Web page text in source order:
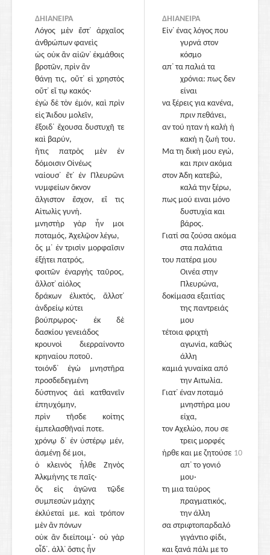
ΔΗΙΑΝΕΙΡΑ
Λόγος μὲν ἔστ᾽ ἀρχαῖος
ἀνθρώπων φανεὶς
ὡς οὐκ ἂν αἰῶν᾽ ἐκμάθοις
βροτῶν, πρὶν ἂν
θάνῃ τις, οὔτ᾽ εἰ χρηστὸς
οὔτ᾽ εἴ τῳ κακός·
ἐγὼ δὲ τὸν ἐμόν, καὶ πρὶν
εἰς Ἅιδου μολεῖν,
ἔξοιδ᾽ ἔχουσα δυστυχῆ τε
καὶ βαρύν,
ἥτις πατρὸς μὲν ἐν
δόμοισιν Οἰνέως
ναίουσ᾽ ἔτ᾽ ἐν Πλευρῶνι
νυμφείων ὄκνον
ἄλγιστον ἔσχον, εἴ τις
Αἰτωλὶς γυνή.
μνηστὴρ γὰρ ἦν μοι
ποταμός, Ἀχελῷον λέγω,
ὅς μ᾽ ἐν τρισὶν μορφαῖσιν
ἐξῄτει πατρός,
φοιτῶν ἐναργὴς ταῦρος,
ἄλλοτ᾽ αἰόλος
δράκων ἑλικτός, ἄλλοτ᾽
ἀνδρείῳ κύτει
βούπρῳρος· ἐκ δὲ
δασκίου γενειάδος
κρουνοὶ διερραίνοντο
κρηναίου ποτοῦ.
τοιόνδ᾽ ἐγὼ μνηστῆρα
προσδεδεγμένη
δύστηνος ἀεὶ κατθανεῖν
ἐπηυχόμην,
πρὶν τῆσδε κοίτης
ἐμπελασθῆναί ποτε.
χρόνῳ δ᾽ ἐν ὑστέρῳ μέν,
ἀσμένῃ δέ μοι,
ὁ κλεινὸς ἦλθε Ζηνὸς
Ἀλκμήνης τε παῖς·
ὃς εἰς ἀγῶνα τῷδε
συμπεσὼν μάχης
ἐκλύεταί με. καὶ τρόπον
μὲν ἂν πόνων
οὐκ ἂν διείποιμ᾽· οὐ γὰρ
οἶδ᾽. ἀλλ᾽ ὅστις ἦν
ΔΗΙΑΝΕΙΡΑ
Είν᾽ ένας λόγος που
γυρνά στον
κόσμο
απ᾽ τα παλιά τα
χρόνια: πως δεν
είναι
να ξέρεις για κανένα,
πριν πεθάνει,
αν τού ηταν ή καλή ή
κακή η ζωή του.
Μα τη δική μου εγώ,
και πριν ακόμα
στον Άδη κατεβώ,
καλά την ξέρω,
πως μού ειναι μόνο
δυστυχία και
βάρος.
Γιατί σα ζούσα ακόμα
στα παλάτια
του πατέρα μου
Οινέα στην
Πλευρώνα,
δοκίμασα εξαιτίας
της παντρειάς
μου
τέτοια φριχτή
αγωνία, καθώς
άλλη
καμιά γυναίκα από
την Αιτωλία.
Γιατ᾽ έναν ποταμό
μνηστήρα μου
είχα,
τον Αχελώο, που σε
τρεις μορφές
10
ήρθε και με ζητούσε
απ᾽ το γονιό
μου·
τη μια ταύρος
πραγματικός,
την άλλη
σα στριφτοπαρδαλό
γιγάντιο φίδι,
και ξανά πάλι με το